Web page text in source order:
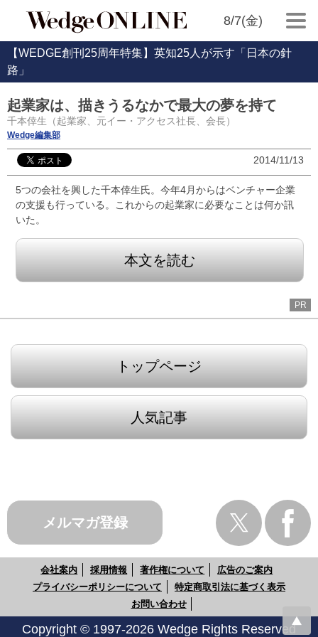
8/7(金)
【WEDGE創刊25周年特集】英知25人が示す「日本の針
路」
起業家は、描きうるなかで最大の夢を持て
千本倖生（起業家、元イー・アクセス社長、会長）
Wedge編集部
2014/11/13
5つの会社を興した千本倖生氏。今年4月からはベンチャー企業
の支援も行っている。これからの起業家に必要なことは何か訊
いた。
本文を読む
PR
トップページ
人気記事
メルマガ登録
会社案内 採用情報 著作権について
広告のご案内
プライバシーポリシーについて
特定商取引法に基づく表示
お問い合わせ
Copyright © 1997-2026 Wedge Rights Reserved